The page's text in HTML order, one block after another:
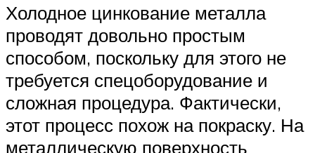
Холодное цинкование металла
проводят довольно простым
способом, поскольку для этого не
требуется спецоборудование и
сложная процедура. Фактически,
этот процесс похож на покраску. На
металлическую поверхность